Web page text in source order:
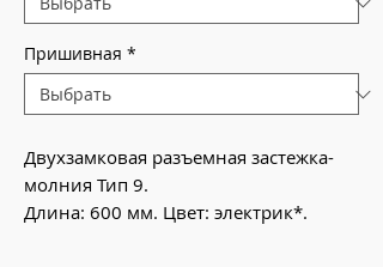
Пришивная *
Двухзамковая разъемная застежка-
молния Тип 9.
Длина: 600 мм. Цвет: электрик*.